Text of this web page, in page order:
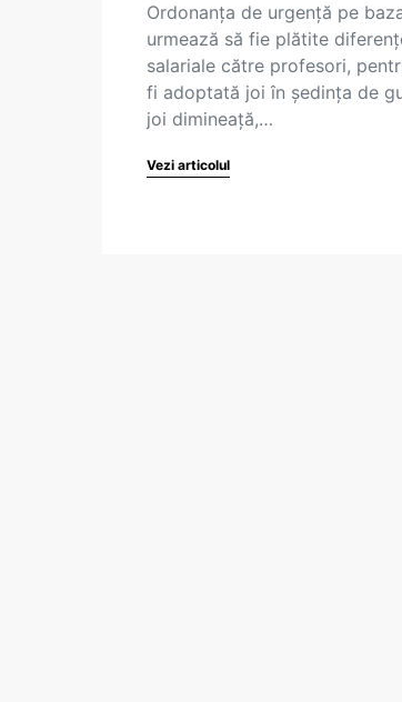
Ordonanța de urgență pe
urmează să fie plătite
salariale către profesori,
fi adoptată joi în ședința de
joi dimineață,…
Vezi articolul